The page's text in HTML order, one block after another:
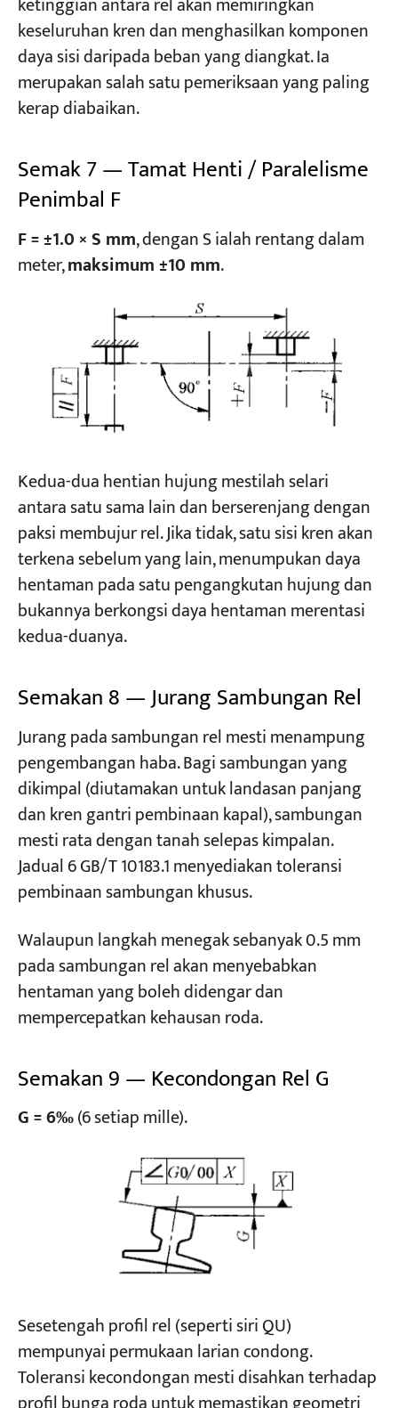
keseluruhan kren dan menghasilkan komponen
daya sisi daripada beban yang diangkat. Ia
merupakan salah satu pemeriksaan yang paling
kerap diabaikan.
Semak 7 — Tamat Henti / Paralelisme
Penimbal F
F = ±1.0 × S mm, dengan S ialah rentang dalam
meter,maksimum ±10 mm.
Kedua-dua hentian hujung mestilah selari
antara satu sama lain dan berserenjang dengan
paksi membujur rel. Jika tidak, satu sisi kren akan
terkena sebelum yang lain, menumpukan daya
hentaman pada satu pengangkutan hujung dan
bukannya berkongsi daya hentaman merentasi
kedua-duanya.
Semakan 8 — Jurang Sambungan Rel
Jurang pada sambungan rel mesti menampung
pengembangan haba. Bagi sambungan yang
dikimpal (diutamakan untuk landasan panjang
dan kren gantri pembinaan kapal), sambungan
mesti rata dengan tanah selepas kimpalan.
Jadual 6 GB/T 10183.1 menyediakan toleransi
pembinaan sambungan khusus.
Walaupun langkah menegak sebanyak 0.5 mm
pada sambungan rel akan menyebabkan
hentaman yang boleh didengar dan
mempercepatkan kehausan roda.
Semakan 9 — Kecondongan Rel G
G = 6‰(6 setiap mille).
Sesetengah profil rel (seperti siri QU)
mempunyai permukaan larian condong.
Toleransi kecondongan mesti disahkan terhadap